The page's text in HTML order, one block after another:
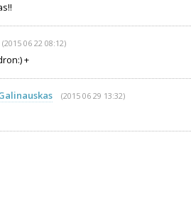
(2015 06 22 08:12)
+
(2015 06 29 13:32)